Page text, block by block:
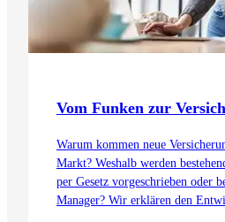
Vom Funken zur
Warum kommen neue
Markt? Weshalb werden
per Gesetz vorgeschrieben oder
Manager? Wir erklären den